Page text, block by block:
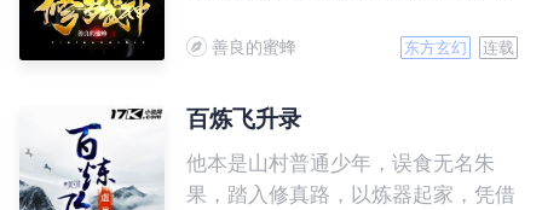
我界灵大军。我是谁？天下众生视我
善良的蜜蜂 东方玄幻 连载
百炼飞升录
他本是山村普通少年，误食无名朱
果，踏入修真路，以炼器起家，凭借